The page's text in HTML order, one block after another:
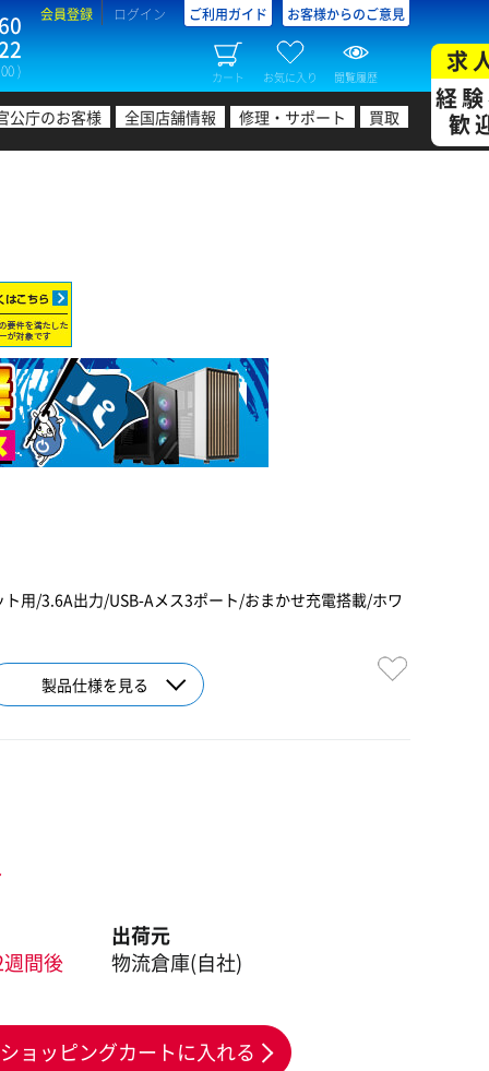
)
会員登録 ログイン ご利用ガイド お客様からのご意見
カート お気に入り 閲覧履歴
公庁のお客様 全国店舗情報 修理・サポート 買取
求
経
歓
用/3.6A出力/USB-Aメス3ポート/おまかせ充電搭載/ホワ
製品仕様を見る
間後
出荷元
物流倉庫(自社)
ショッピングカートに入れる